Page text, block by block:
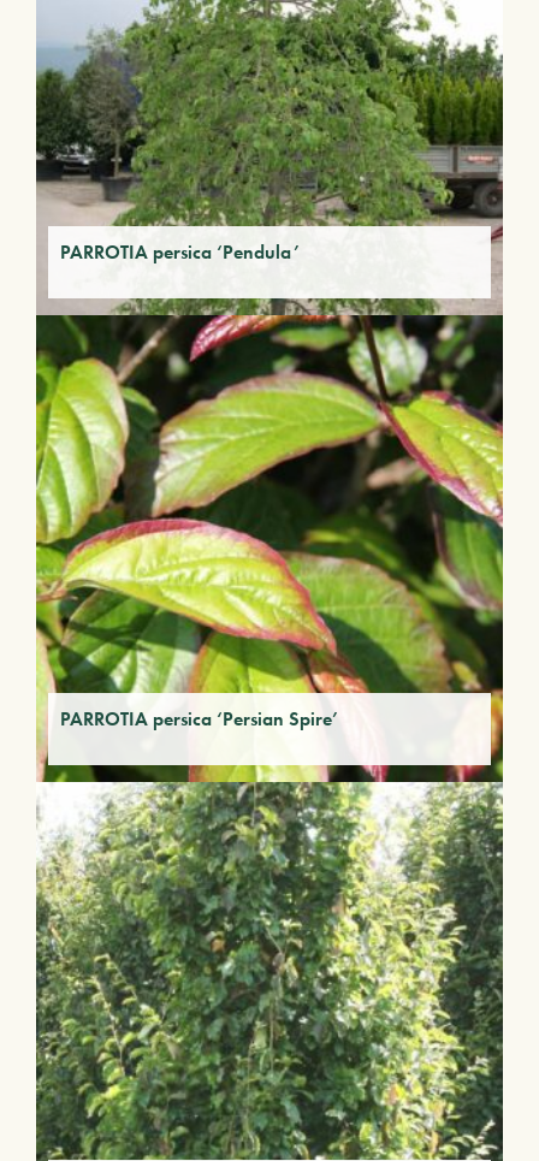
PARROTIA persica ‘Pendula’
PARROTIA persica ‘Persian Spire’